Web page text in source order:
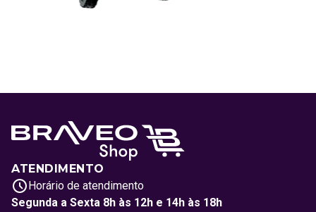
ATENDIMENTO
Horário de atendimento
Segunda a Sexta 8h às 12h e 14h às 18h